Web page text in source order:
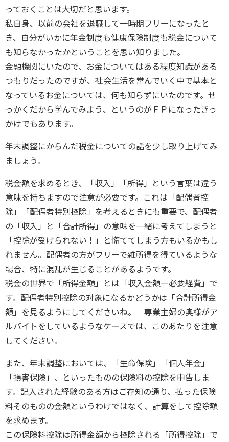
っておくことは大切だと思います。
私自身、以前の会社を退職して一時期フリーになったと
き、自分がいかに年金制度も健康保険制度も税金について
も知らなかったかということを思い知りました。
金融機関にいたので、お金についてはある程度知識がある
つもりだったのですが、社会生活を営んでいく中で基本と
なっているお金については、何も知らずにいたのです。せ
っかくだから学んでみよう、というのがＦＰになったきっ
かけでもあります。
年末調整にからんだ税金についての話を少し取り上げてみ
ましょう。
税金額を求めるとき、「収入」「所得」という言葉は違う
意味を持ちますので注意が必要です。これは「配偶者控
除」「配偶者特別控除」を考えるときにも重要で、配偶者
の「収入」と「合計所得」の意味を一緒に考えてしまうと
「控除が受けられない！」と慌ててしまう方もいるかもし
れません。配偶者の方がフリーで雑所得を得ているような
場合、特に混乱が生じることがあるようです。
税金の世界で「所得金額」とは「収入金額―必要経費」で
す。配偶者特別控除の対象になるかどうかは「合計所得金
額」を見るようにしてくださいね。 専業主婦の奥様がア
ルバイトをしているようなケースでは、このあたりを注意
してください。
また、年末調整においては、「生命保険」「個人年金」
「損害保険」、といったものの保険料の控除を申告しま
す。記入された経験のある方はご存知の通り、払った保険
料そのものの金額というわけではなく、計算をして控除額
を求めます。
この保険料控除は所得金額から控除される「所得控除」で